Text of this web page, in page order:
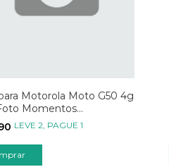
Motorola Moto G50 4g
Momentos
LEVE 2, PAGUE 1